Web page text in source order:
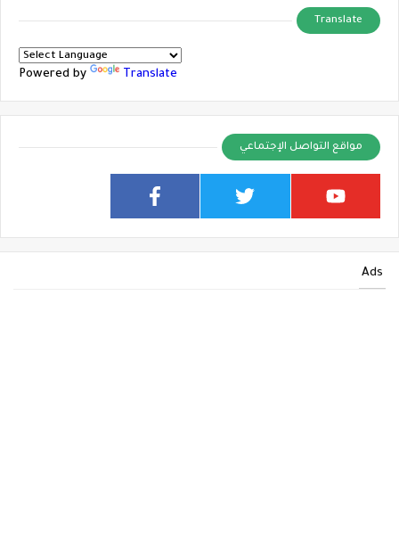
Translate
Powered by Translate
مواقع التواصل الإجتماعي
Ads